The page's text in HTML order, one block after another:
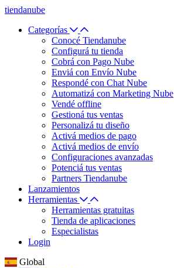
tiendanube
Categorías
Conocé Tiendanube
Configurá tu tienda
Cobrá con Pago Nube
Enviá con Envío Nube
Respondé con Chat Nube
Automatizá con Marketing Nube
Vendé offline
Gestioná tus ventas
Personalizá tu diseño
Activá medios de pago
Activá medios de envío
Configuraciones avanzadas
Potenciá tus ventas
Partners Tiendanube
Lanzamientos
Herramientas
Herramientas gratuitas
Tienda de aplicaciones
Especialistas
Login
Global